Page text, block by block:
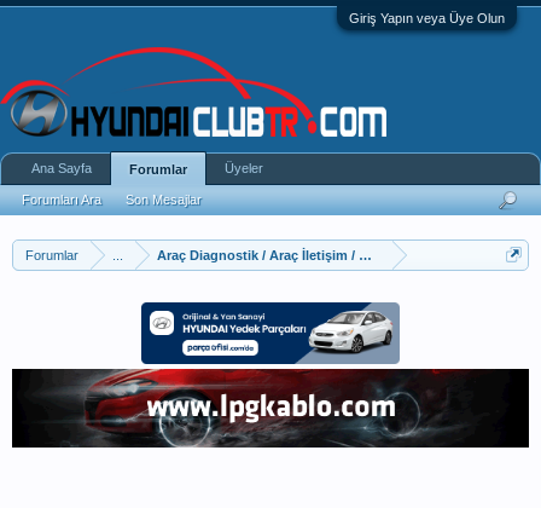
Giriş Yapın veya Üye Olun
Forumlar Araç Diagnostik / Araç İletişim / OBD Sistemleri
Ana Sayfa Forumlar
Forumları Ara Son Mesajlar
Üyeler